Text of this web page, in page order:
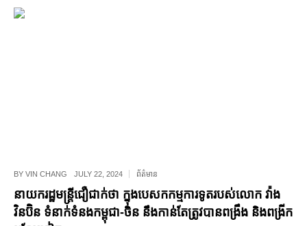
BY VIN CHANG JULY 22, 2024 ព័ត៌មាន
នាយករដ្ឋមន្រ្តីជឿជាក់ថា ក្នុងបេសកកម្មការទូតរបស់លោក វ៉ាង
វិនប៊ិន ទំនាក់ទំនងកម្ពុជា-ចិន នឹងកាន់តែត្រូវបានពង្រឹង និងពង្រីក